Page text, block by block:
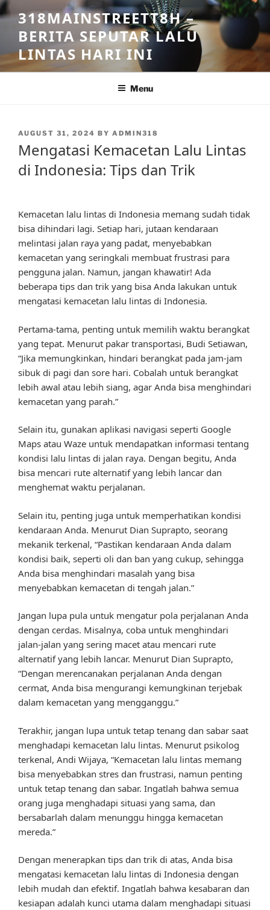
Skip
to
content
318MAINSTREETT8H –
BERITA SEPUTAR LALU
LINTAS HARI INI
Menu
POSTED
AUGUST 31, 2024 BY ADMIN318
Mengatasi Kemacetan Lalu Lintas
di Indonesia: Tips dan Trik
Kemacetan lalu lintas di Indonesia memang sudah tidak
bisa dihindari lagi. Setiap hari, jutaan kendaraan
melintasi jalan raya yang padat, menyebabkan
kemacetan yang seringkali membuat frustrasi para
pengguna jalan. Namun, jangan khawatir! Ada
beberapa tips dan trik yang bisa Anda lakukan untuk
mengatasi kemacetan lalu lintas di Indonesia.
Pertama-tama, penting untuk memilih waktu berangkat
yang tepat. Menurut pakar transportasi, Budi Setiawan,
“Jika memungkinkan, hindari berangkat pada jam-jam
sibuk di pagi dan sore hari. Cobalah untuk berangkat
lebih awal atau lebih siang, agar Anda bisa menghindari
kemacetan yang parah.”
Selain itu, gunakan aplikasi navigasi seperti Google
Maps atau Waze untuk mendapatkan informasi tentang
kondisi lalu lintas di jalan raya. Dengan begitu, Anda
bisa mencari rute alternatif yang lebih lancar dan
menghemat waktu perjalanan.
Selain itu, penting juga untuk memperhatikan kondisi
kendaraan Anda. Menurut Dian Suprapto, seorang
mekanik terkenal, “Pastikan kendaraan Anda dalam
kondisi baik, seperti oli dan ban yang cukup, sehingga
Anda bisa menghindari masalah yang bisa
menyebabkan kemacetan di tengah jalan.”
Jangan lupa pula untuk mengatur pola perjalanan Anda
dengan cerdas. Misalnya, coba untuk menghindari
jalan-jalan yang sering macet atau mencari rute
alternatif yang lebih lancar. Menurut Dian Suprapto,
“Dengan merencanakan perjalanan Anda dengan
cermat, Anda bisa mengurangi kemungkinan terjebak
dalam kemacetan yang mengganggu.”
Terakhir, jangan lupa untuk tetap tenang dan sabar saat
menghadapi kemacetan lalu lintas. Menurut psikolog
terkenal, Andi Wijaya, “Kemacetan lalu lintas memang
bisa menyebabkan stres dan frustrasi, namun penting
untuk tetap tenang dan sabar. Ingatlah bahwa semua
orang juga menghadapi situasi yang sama, dan
bersabarlah dalam menunggu hingga kemacetan
mereda.”
Dengan menerapkan tips dan trik di atas, Anda bisa
mengatasi kemacetan lalu lintas di Indonesia dengan
lebih mudah dan efektif. Ingatlah bahwa kesabaran dan
kesiapan adalah kunci utama dalam menghadapi situasi